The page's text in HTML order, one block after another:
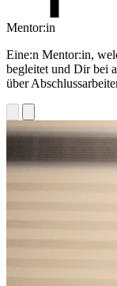
Mentor:in
Eine:n Mentor:in,
begleitet und Dir bei
über